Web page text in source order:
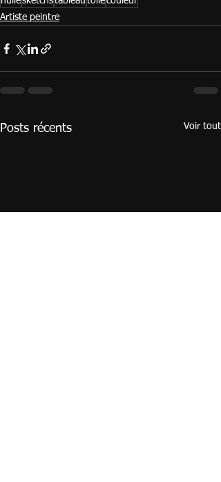
Artiste peintre
Posts récents Voir tout